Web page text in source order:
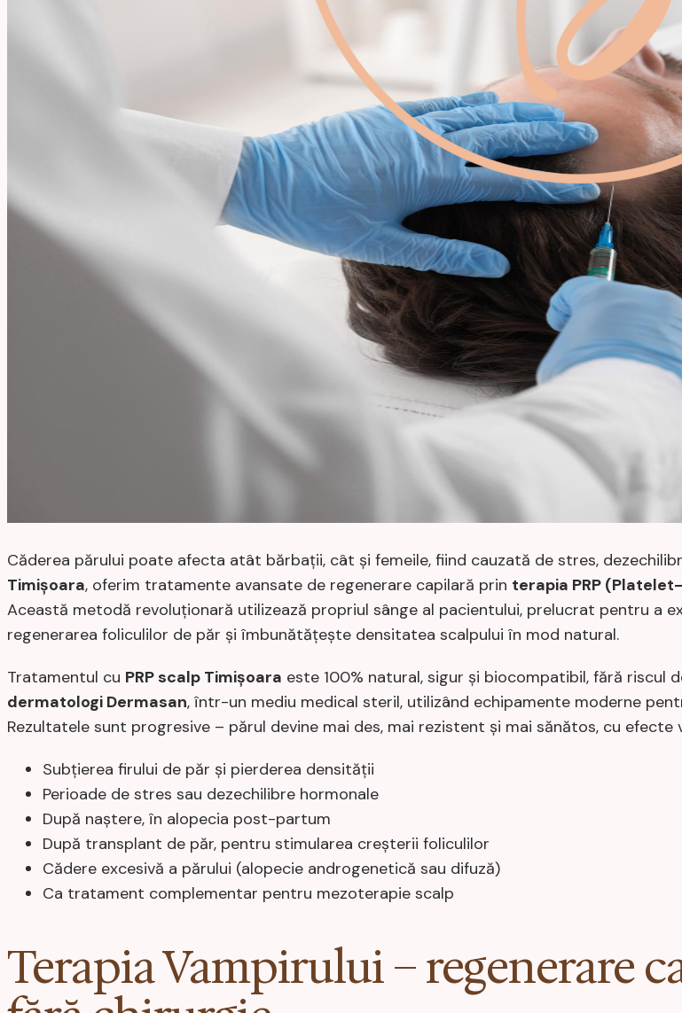
Căderea părului poate afecta atât bărbații, cât și femeile, fiind cauzată de stres,
Timișoara, oferim tratamente avansate de regenerare capilară prin terapia PRP
Această metodă revoluționară utilizează propriul sânge al pacientului, prelucrat pentru a
regenerarea foliculilor de păr și îmbunătățește densitatea scalpului în mod natural.
Tratamentul cu PRP scalp Timișoara este 100% natural, sigur și biocompatibil, fără riscul
dermatologi Dermasan, într-un mediu medical steril, utilizând echipamente moderne
Rezultatele sunt progresive – părul devine mai des, mai rezistent și mai sănătos, cu efecte
Subțierea firului de păr și pierderea densității
Perioade de stres sau dezechilibre hormonale
După naștere, în alopecia post-partum
După transplant de păr, pentru stimularea creșterii foliculilor
Cădere excesivă a părului (alopecie androgenetică sau difuză)
Ca tratament complementar pentru mezoterapie scalp
Terapia Vampirului – regenerare